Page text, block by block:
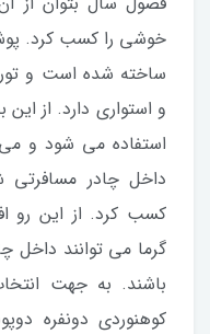
خوشی را کسب کرد.
ساخته شده است و
و استواری دارد. از
استفاده می شود و
داخل چادر
کسب کرد. از این رو
گرما می توانند داخل
باشند. به جهت
کوهنوردی دونفره